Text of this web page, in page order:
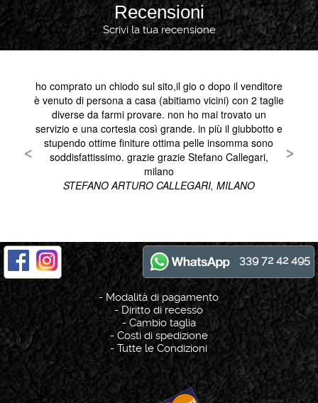
Recensioni
Scrivi la tua recensione
339 72 42 495
- Modalità di pagamento
-Diritto di recesso
- Cambio taglia
-Costi di spedizione
-Tutte le Condizioni